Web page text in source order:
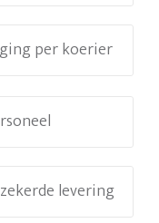
per koerier
levering